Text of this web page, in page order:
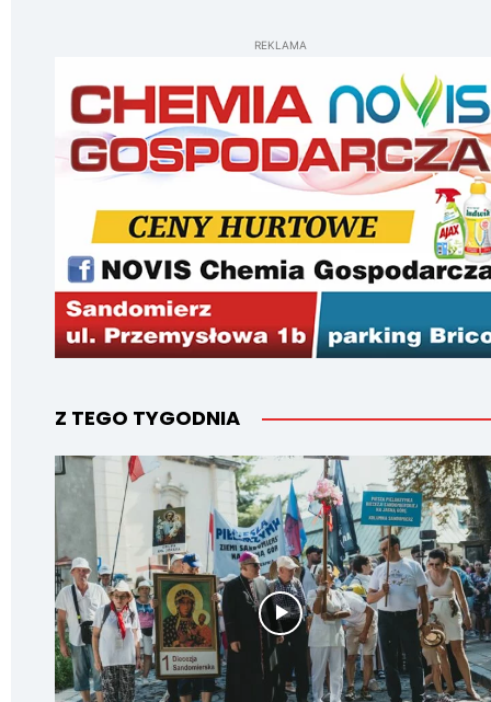
REKLAMA
Z TEGO TYGODNIA